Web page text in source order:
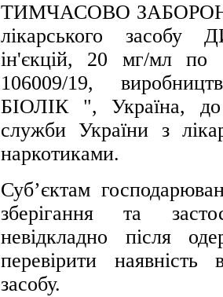
ТИМЧАСОВО
лікарського засобу
ін'єкцій, 20 мг/мл по
106009/19,
БІОЛІК ", Україна, до
служби України з
наркотиками.
Суб’єктам
зберігання та
невідкладно після
перевірити наявність
засобу.